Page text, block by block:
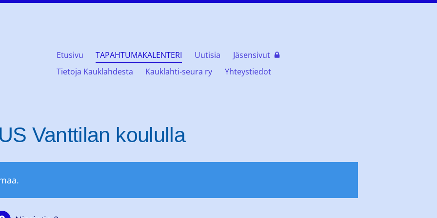
rf
Etusivu TAPAHTUMAKALENTERI Uutisia
Jäsensivut
Tietoja Kauklahdesta
Kauklahti-seura ry Yhteystiedot
Vanttilan koululla